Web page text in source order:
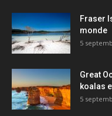
Fraser
monde
5
Great
koalas
5